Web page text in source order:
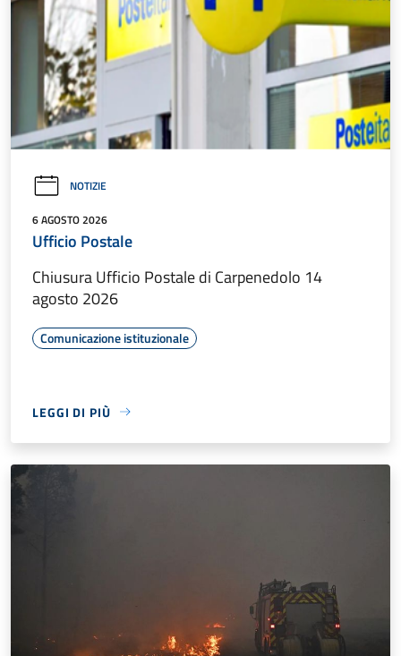
NOTIZIE
6 AGOSTO 2026
Ufficio Postale
Chiusura Ufficio Postale di Carpenedolo 14
agosto 2026
Comunicazione istituzionale
LEGGI DI PIÙ